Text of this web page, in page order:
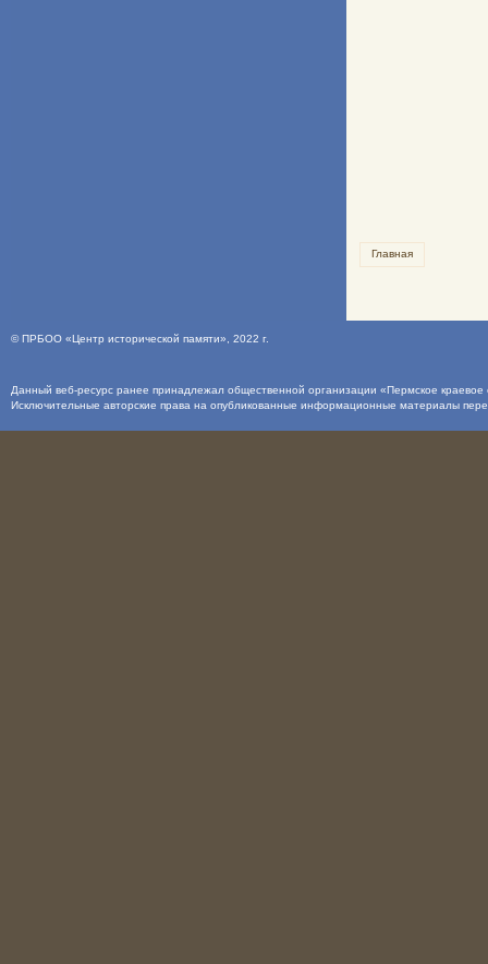
Главная
©ПРБОО «Центр исторической памяти» , 2022 г.
Данный веб-ресурс ранее принадлежал общественной организации «Пермское
Исключительные авторские права на опубликованные информационные материалы